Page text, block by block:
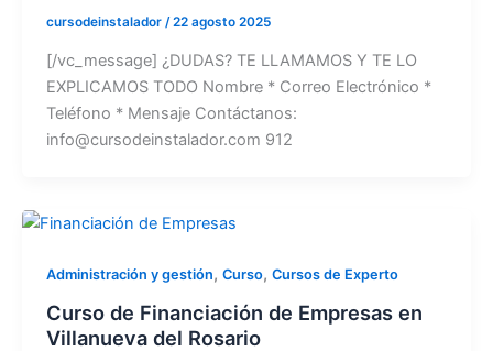
cursodeinstalador /22 agosto 2025
[/vc_message] ¿DUDAS? TE LLAMAMOS Y TE LO
EXPLICAMOS TODO Nombre * Correo Electrónico *
Teléfono * Mensaje Contáctanos:
info@cursodeinstalador.com 912
Administración y gestión, Curso, Cursos de Experto
Curso de Financiación de Empresas en
Villanueva del Rosario